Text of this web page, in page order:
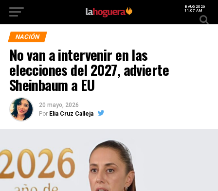
8 AUG 2026
11:07 AM
NACIÓN
No van a intervenir en las
elecciones del 2027, advierte
Sheinbaum a EU
20 mayo, 2026
Por Elia Cruz Calleja